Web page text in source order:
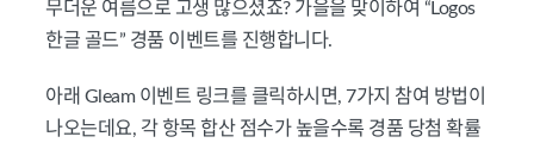
무더운 여름으로 고생 많으셨죠? 가을을 맞이하여 “Logos
한글 골드” 경품 이벤트를 진행합니다.
아래 Gleam 이벤트 링크를 클릭하시면, 7가지 참여 방법이
나오는데요, 각 항목 합산 점수가 높을수록 경품 당첨 확률